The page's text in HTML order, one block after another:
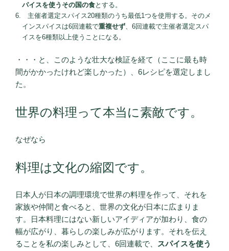
パイスを使うその国の食とする。
主催者選定スパイス20種類のうち最低1つを使用する。そのメ
インスパイスは6回連載で重複せず 、6回連載で主催者選定スパ
イスを6種類以上使うことになる。
・・・と、このような壮大な検証を経て（ここに最も時
間がかかったけれど楽しかった）、6レシピを選定しまし
た。
世界の料理って本当に素敵です。
なぜなら
料理は文化の縮図です。
日本人が日本の調理環境で世界の料理を作って、それを
家族や仲間と食べると、世界の文化が日本に広まりま
す。日本料理にはない新しいアイディアが加わり、食の
幅が広がり、暮らしの楽しみが広がります。それを伝え
ることを私の楽しみとして、6回連載で、 スパイスを使う